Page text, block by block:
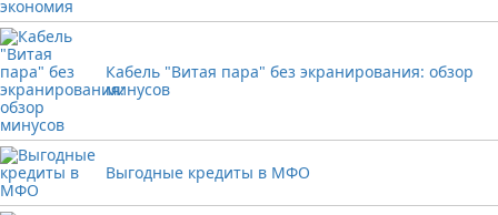
Кабель "Витая пара" без экранирования: обзор
минусов
Выгодные кредиты в МФО